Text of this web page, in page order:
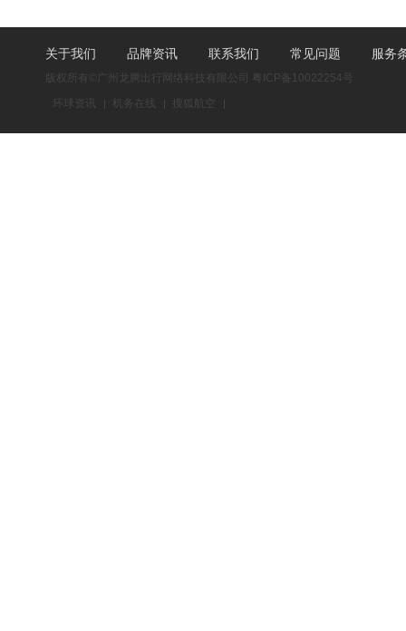
关于我们 品牌资讯 联系我们 常见问题 服务
版权所有©广州龙腾出行网络科技有限公司 粤ICP备10022254号
环球资讯 机务在线 搜狐航空